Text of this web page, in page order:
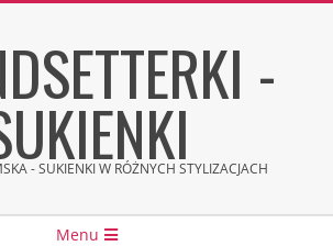
-
- SUKIENKI W RÓŻNYCH STYLIZACJACH
Menu